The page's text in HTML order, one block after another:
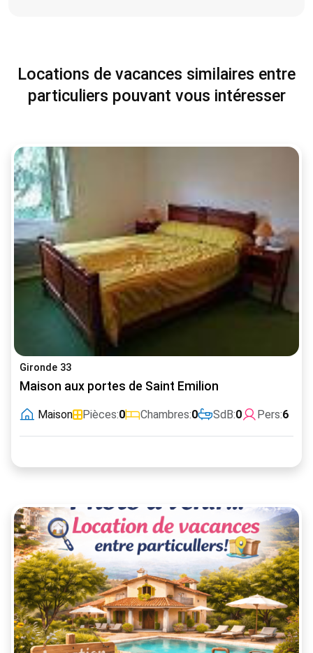
Locations de vacances similaires entre
particuliers pouvant vous intéresser
Gironde 33
Maison aux portes de Saint Emilion
Maison Pièces:0 Chambres:0 SdB:0 Pers:6